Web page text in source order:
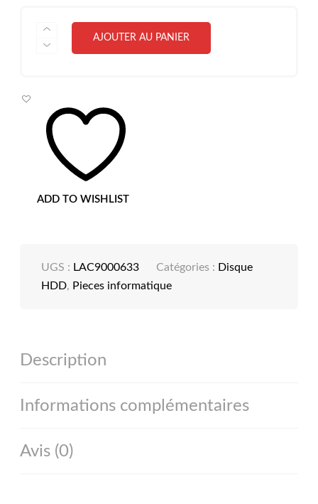
QUANTITÉ
PORTABLE
2.5",
DISQUE
DUR
EXTERNE
PC
ET
CHUTES
ET
C
USB-
A,
AJOUTER AU PANIER
ADD TO WISHLIST
UGS : LAC9000633 Catégories : Disque
HDD, Pieces informatique
Description
Informations complémentaires
Avis (0)